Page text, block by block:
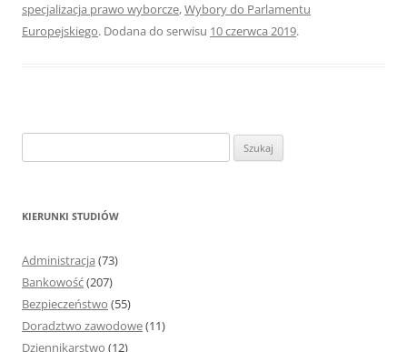
specjalizacja prawo wyborcze,Wybory do Parlamentu
Europejskiego. Dodana do serwisu 10 czerwca 2019.
z
KIERUNKI STUDIÓW
Administracja (73)
Bankowość(207)
Bezpieczeństwo (55)
Doradztwo zawodowe(11)
Dziennikarstwo (12)